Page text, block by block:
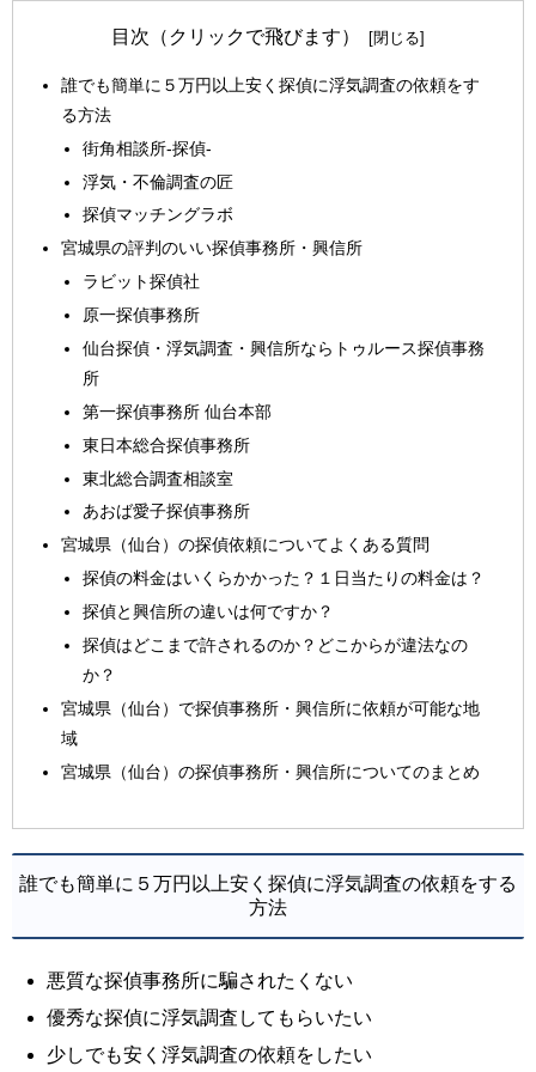
目次（クリックで飛びます）
誰でも簡単に５万円以上安く探偵に浮気調査の依頼をす
る方法
街角相談所-探偵-
浮気・不倫調査の匠
探偵マッチングラボ
宮城県の評判のいい探偵事務所・興信所
ラビット探偵社
原一探偵事務所
仙台探偵・浮気調査・興信所ならトゥルース探偵事務
所
第一探偵事務所 仙台本部
東日本総合探偵事務所
東北総合調査相談室
あおば愛子探偵事務所
宮城県（仙台）の探偵依頼についてよくある質問
探偵の料金はいくらかかった？１日当たりの料金は？
探偵と興信所の違いは何ですか？
探偵はどこまで許されるのか？どこからが違法なの
か？
宮城県（仙台）で探偵事務所・興信所に依頼が可能な地
域
宮城県（仙台）の探偵事務所・興信所についてのまとめ
誰でも簡単に５万円以上安く探偵に浮気調査の依頼をする
方法
悪質な探偵事務所に騙されたくない
優秀な探偵に浮気調査してもらいたい
少しでも安く浮気調査の依頼をしたい